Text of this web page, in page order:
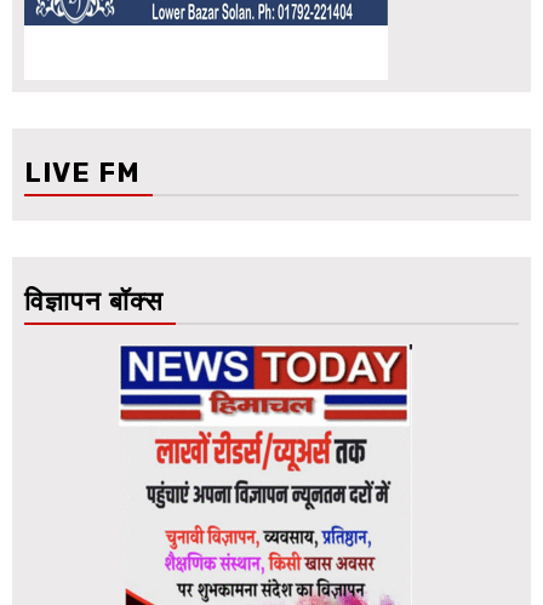
LIVE FM
विज्ञापन बॉक्स